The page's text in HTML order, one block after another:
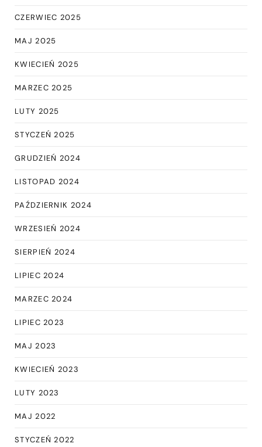
CZERWIEC 2025
MAJ 2025
KWIECIEŃ 2025
MARZEC 2025
LUTY 2025
STYCZEŃ 2025
GRUDZIEŃ 2024
LISTOPAD 2024
PAŹDZIERNIK 2024
WRZESIEŃ 2024
SIERPIEŃ 2024
LIPIEC 2024
MARZEC 2024
LIPIEC 2023
MAJ 2023
KWIECIEŃ 2023
LUTY 2023
MAJ 2022
STYCZEŃ 2022